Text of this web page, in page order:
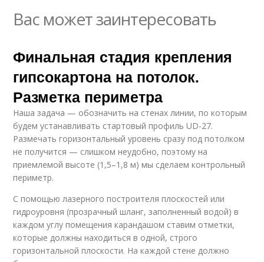
Вас может заинтересовать
Финальная стадия крепления
гипсокартона на потолок.
Разметка периметра
Наша задача — обозначить на стенах линии, по которым
будем устанавливать стартовый профиль UD-27.
Размечать горизонтальный уровень сразу под потолком
не получится — слишком неудобно, поэтому на
приемлемой высоте (1,5–1,8 м) мы сделаем контрольный
периметр.
С помощью лазерного построителя плоскостей или
гидроуровня (прозрачный шланг, заполненный водой) в
каждом углу помещения карандашом ставим отметки,
которые должны находиться в одной, строго
горизонтальной плоскости. На каждой стене должно